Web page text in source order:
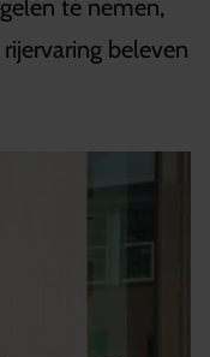
te nemen,
beleven